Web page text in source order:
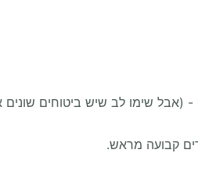
- (אבל שימו לב שיש ביטוחים